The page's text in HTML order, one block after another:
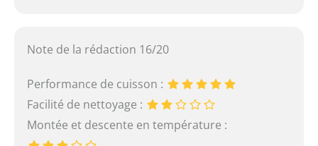
Note de la rédaction 16/20
Performance de cuisson :
Facilité de nettoyage :
Montée et descente en température :